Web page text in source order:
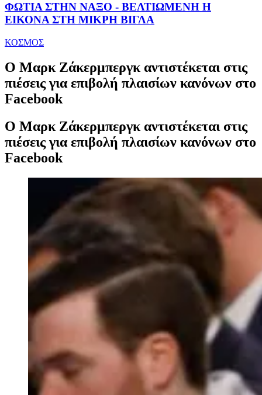
ΦΩΤΙΑ ΣΤΗΝ ΝΑΞΟ - ΒΕΛΤΙΩΜΕΝΗ Η
ΕΙΚΟΝΑ ΣΤΗ ΜΙΚΡΗ ΒΙΓΛΑ
ΚΟΣΜΟΣ
O Μαρκ Ζάκερμπεργκ αντιστέκεται στις
πιέσεις για επιβολή πλαισίων κανόνων στο
Facebook
O Μαρκ Ζάκερμπεργκ αντιστέκεται στις
πιέσεις για επιβολή πλαισίων κανόνων στο
Facebook